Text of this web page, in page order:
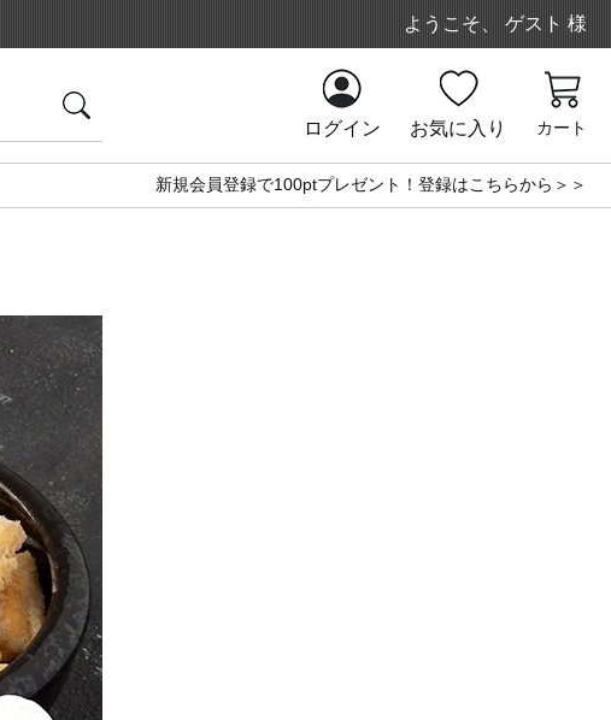
ようこそ、 ゲスト 様
ログイン お気に入り カート
新規会員登録で100ptプレゼント！登録はこちらから＞＞